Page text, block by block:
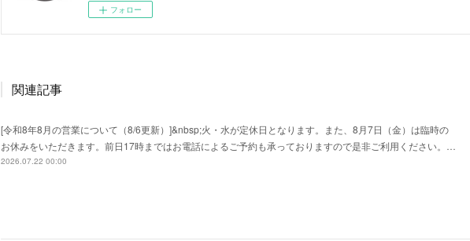
フォロー
関連記事
[令和8年8月の営業について（8/6更新）]&nbsp;火・水が定休日となります。また、8月7日（金）は臨時の
お休みをいただきます。前日17時まではお電話によるご予約も承っておりますので是非ご利用ください。…
2026.07.22 00:00